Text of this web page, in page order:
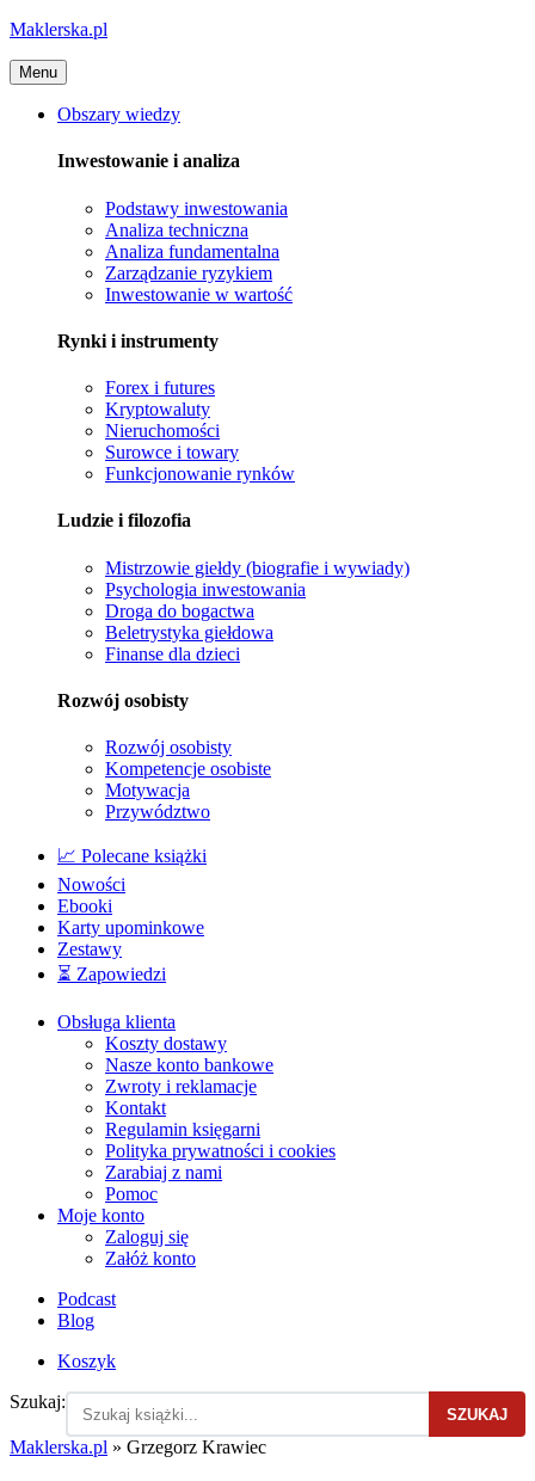
Maklerska.pl
Menu
Obszary wiedzy
Inwestowanie i analiza
Podstawy inwestowania
Analiza techniczna
Analiza fundamentalna
Zarządzanie ryzykiem
Inwestowanie w wartość
Rynki i instrumenty
Forex i futures
Kryptowaluty
Nieruchomości
Surowce i towary
Funkcjonowanie rynków
Ludzie i filozofia
Mistrzowie giełdy (biografie i wywiady)
Psychologia inwestowania
Droga do bogactwa
Beletrystyka giełdowa
Finanse dla dzieci
Rozwój osobisty
Rozwój osobisty
Kompetencje osobiste
Motywacja
Przywództwo
📈 Polecane książki
Nowości
Ebooki
Karty upominkowe
Zestawy
⏳ Zapowiedzi
Obsługa klienta
Koszty dostawy
Nasze konto bankowe
Zwroty i reklamacje
Kontakt
Regulamin księgarni
Polityka prywatności i cookies
Zarabiaj z nami
Pomoc
Moje konto
Zaloguj się
Załóż konto
Podcast
Blog
Koszyk
Szukaj:
SZUKAJ
Maklerska.pl » Grzegorz Krawiec